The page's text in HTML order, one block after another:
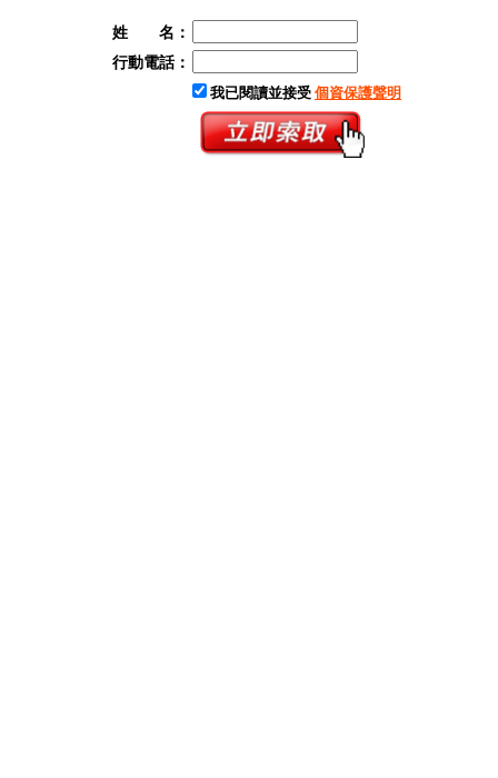
姓 名：
行動電話：
我已閱讀並接受個資保護聲明